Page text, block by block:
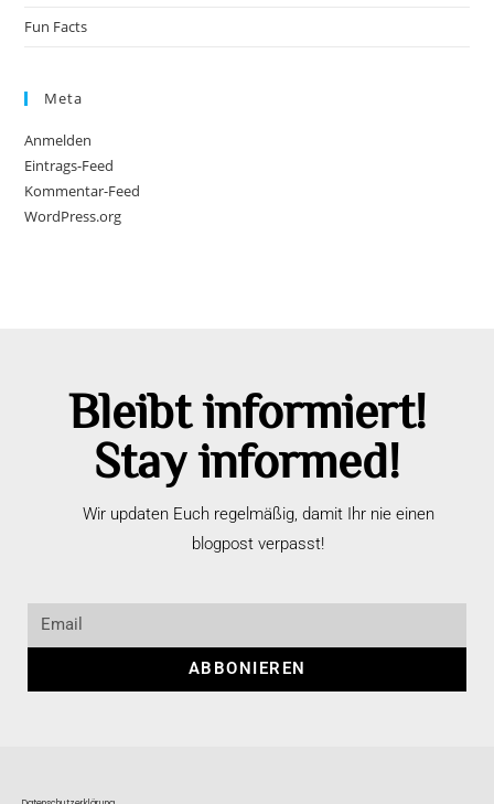
Fun Facts
Meta
Anmelden
Eintrags-Feed
Kommentar-Feed
WordPress.org
Bleibt informiert!
Stay informed!
Wir updaten Euch regelmäßig, damit Ihr nie einen
blogpost verpasst!
ABBONIEREN